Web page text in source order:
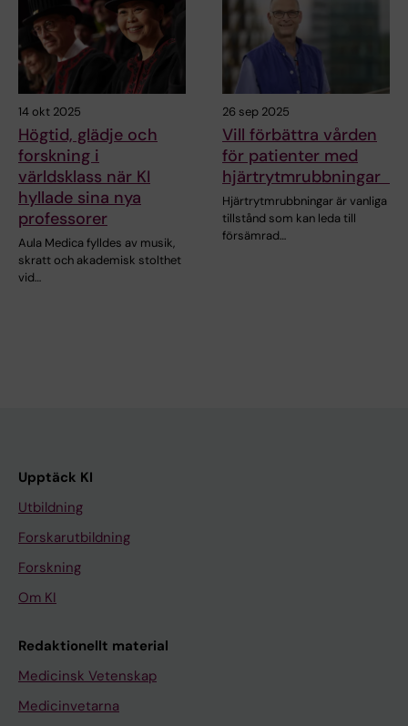
14 okt 2025
Högtid, glädje och
forskning i
världsklass när KI
hyllade sina nya
professorer
Aula Medica fylldes av musik,
skratt och akademisk stolthet
vid…
26 sep 2025
Vill förbättra vården
för patienter med
hjärtrytmrubbningar
Hjärtrytmrubbningar är vanliga
tillstånd som kan leda till
försämrad…
Upptäck KI
Utbildning
Forskarutbildning
Forskning
Om KI
Redaktionellt material
Medicinsk Vetenskap
Medicinvetarna